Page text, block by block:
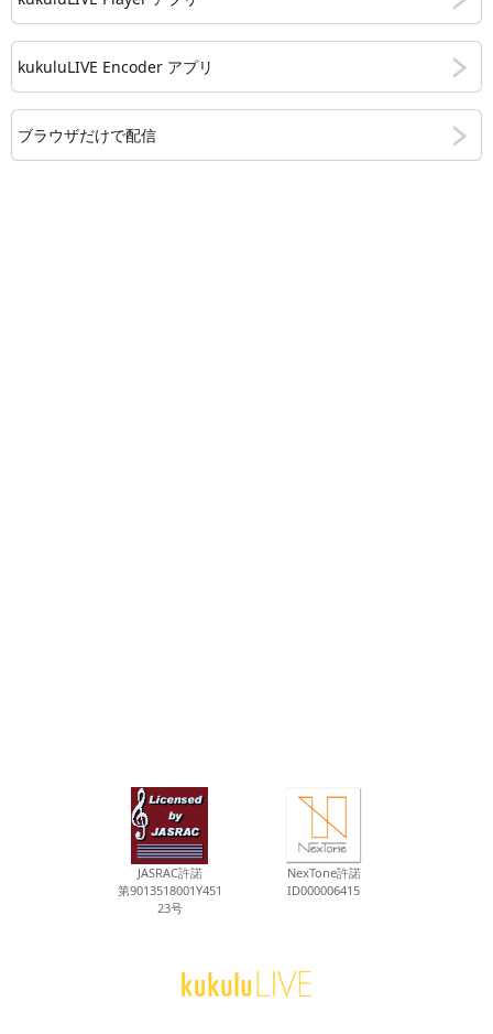
kukuluLIVE Encoder アプリ
ブラウザだけで配信
JASRAC許諾
第9013518001Y451
23号
NexTone許諾
ID000006415